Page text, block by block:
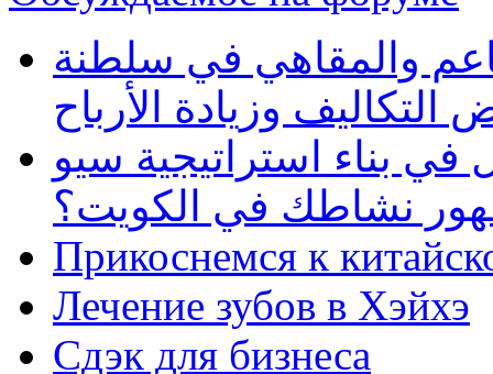
والمقاهي في سلطنة
وزيادة الأرباح
بناء استراتيجية سيو
نشاطك في الكويت؟
Прикоснемся к
Лечение зубов в Хэйхэ
Сдэк для бизнеса